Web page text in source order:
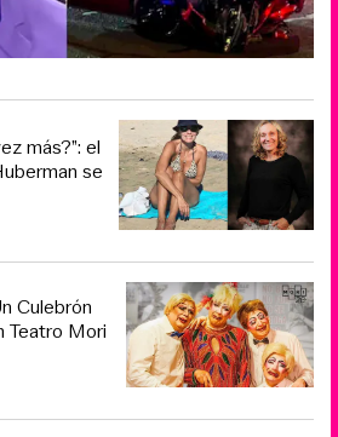
más?”: el
se
Culebrón
Teatro Mori